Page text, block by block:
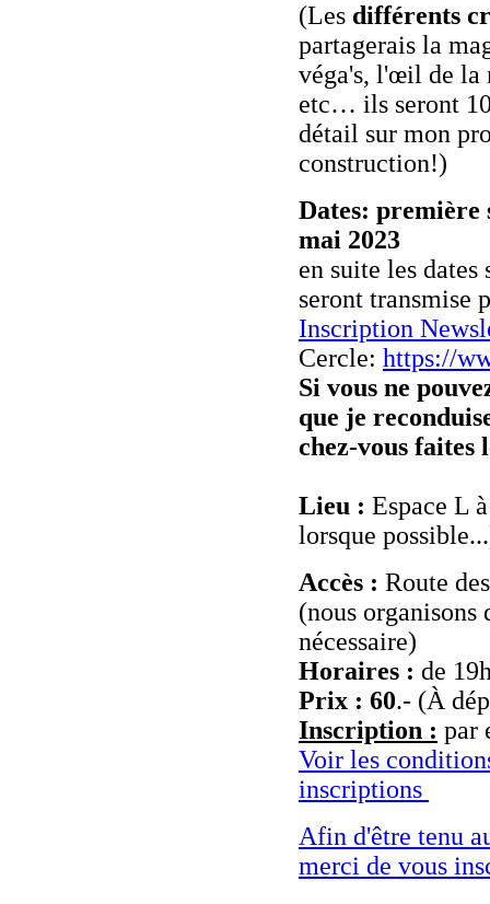
(Les différents
partagerais la
véga's, l'œil de la
etc… ils seront
détail sur mon
construction!)
Dates:
mai 2023
en suite les dates
seront transmise
Inscription
Cercle: https://
Si vous ne
que je
chez-vous
Lieu : Espace L
lorsque
Accès : Route
(nous organisons
nécessaire)
Horaires : de
Prix : 60.- (À
Inscription : par
Voir les
inscriptions
Afin d'être tenu
merci de vous